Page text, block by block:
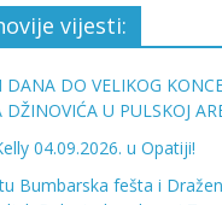
vijesti:
DANA DO VELIKOG
DŽINOVIĆA U PULSKOJ
04.09.2026. u Opatiji!
Bumbarska fešta i